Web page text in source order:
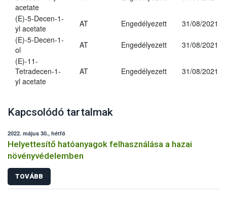
acetate
(E)-5-Decen-1-
yl acetate
AT Engedélyezett
31/08/2021
(E)-5-Decen-1-
ol
AT Engedélyezett
31/08/2021
(E)-11-
Tetradecen-1-
yl acetate
AT Engedélyezett 31/08/2021
Kapcsolódó tartalmak
2022. május 30., hétfő
Helyettesítő hatóanyagok felhasználása a hazai
növényvédelemben
TOVÁBB